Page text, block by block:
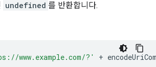
undefined 를 반환합니다.
www.example.com/?' +